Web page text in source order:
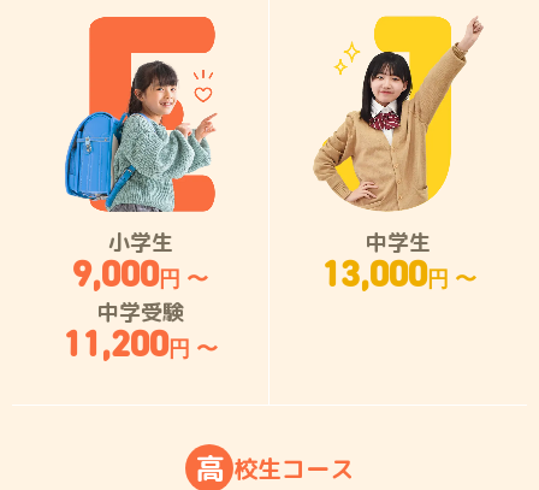
小学生
9,000円 〜
中学受験
11,200円 〜
中学生
13,000円 〜
高 校生コース